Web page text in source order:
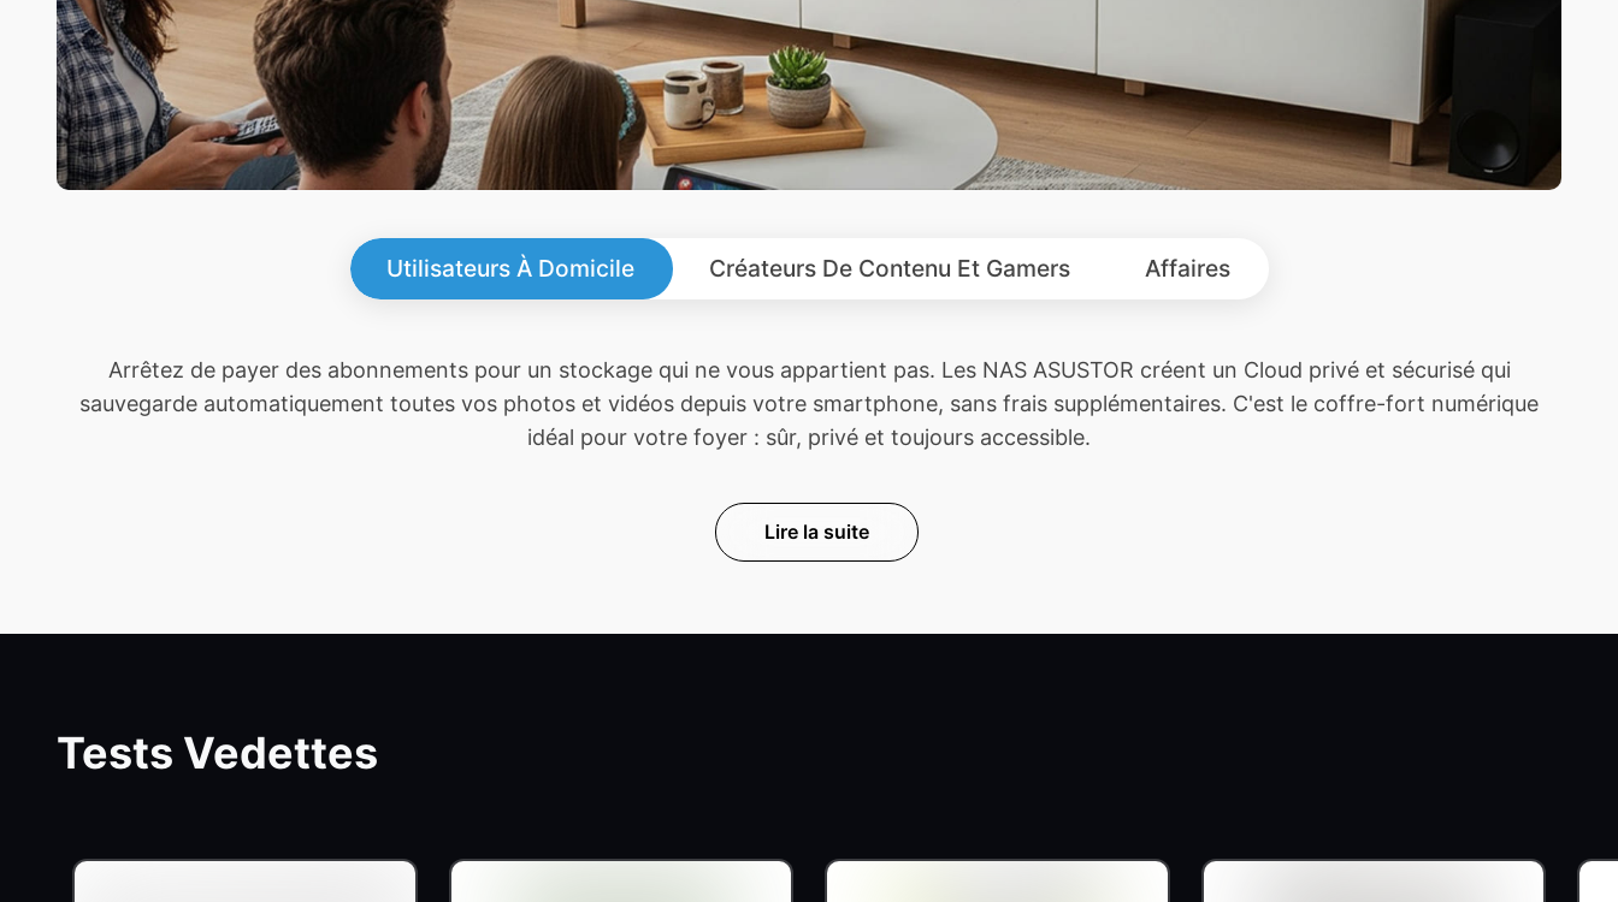
Utilisateurs À Domicile Créateurs De Contenu Et Gamers Affaires
Arrêtez de payer des abonnements pour un stockage qui ne vous appartient pas. Les NAS ASUSTOR créent un Cloud privé et sécurisé qui
sauvegarde automatiquement toutes vos photos et vidéos depuis votre smartphone, sans frais supplémentaires. C'est le coffre-fort numérique
idéal pour votre foyer : sûr, privé et toujours accessible.
Lire la suite
Tests Vedettes